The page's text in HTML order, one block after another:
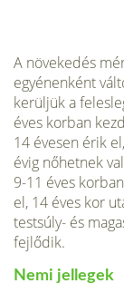
A növekedés
egyénenként
kerüljük a
éves korban
14 évesen érik
évig nőhetnek
9-11 éves
el, 14 éves kor
testsúly- és
fejlődik.
Nemi jellegek